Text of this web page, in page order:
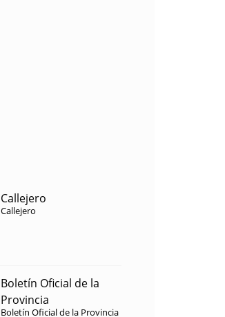
Callejero
Callejero
Boletín Oficial de la
Provincia
Boletín Oficial de la Provincia